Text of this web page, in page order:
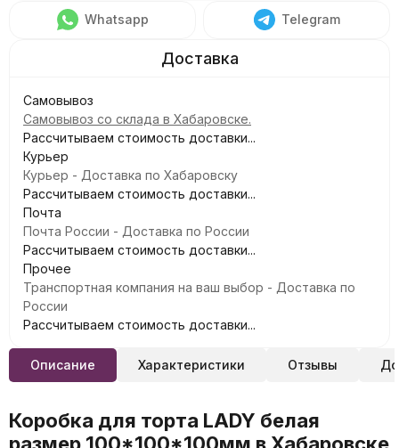
Whatsapp Telegram
Самовывоз
Самовывоз со склада в Хабаровске.
Рассчитываем стоимость доставки...
Курьер
Курьер - Доставка по Хабаровску
Рассчитываем стоимость доставки...
Почта
Почта России - Доставка по России
Рассчитываем стоимость доставки...
Прочее
Транспортная компания на ваш выбор - Доставка по
России
Рассчитываем стоимость доставки...
Описание Характеристики Отзывы
Коробка для торта LADY белая
размер 100*100*100мм в Хабаровске